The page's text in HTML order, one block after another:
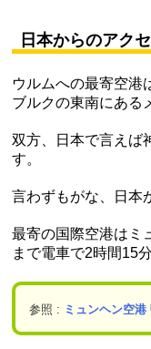
日本からのアク
ウルムへの最寄空港
ブルクの東南にある
双方、日本で言えば
す。
言わずもがな、日本
最寄の国際空港はミ
まで電車で2時間15分
参照 : ミュンヘン空港